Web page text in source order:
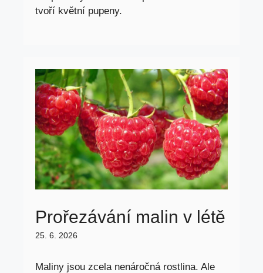
tvoří květní pupeny.
Prořezávání malin v létě
25. 6. 2026
Maliny jsou zcela nenáročná rostlina. Ale